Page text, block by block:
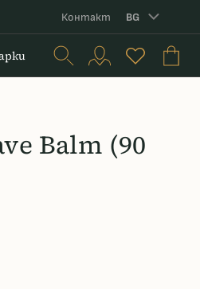
Контакт BG
Balm (90